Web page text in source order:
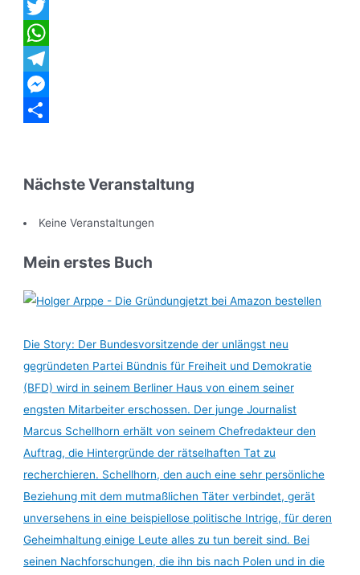
Facebook
Twitter
WhatsApp
Telegram
Messenger
Nächste Veranstaltung
Keine Veranstaltungen
Mein erstes Buch
jetzt bei Amazon bestellen
Die Story: Der Bundesvorsitzende der unlängst neu
gegründeten Partei Bündnis für Freiheit und Demokratie
(BFD) wird in seinem Berliner Haus von einem seiner
engsten Mitarbeiter erschossen. Der junge Journalist
Marcus Schellhorn erhält von seinem Chefredakteur den
Auftrag, die Hintergründe der rätselhaften Tat zu
recherchieren. Schellhorn, den auch eine sehr persönliche
Beziehung mit dem mutmaßlichen Täter verbindet, gerät
unversehens in eine beispiellose politische Intrige, für deren
Geheimhaltung einige Leute alles zu tun bereit sind. Bei
seinen Nachforschungen, die ihn bis nach Polen und in die